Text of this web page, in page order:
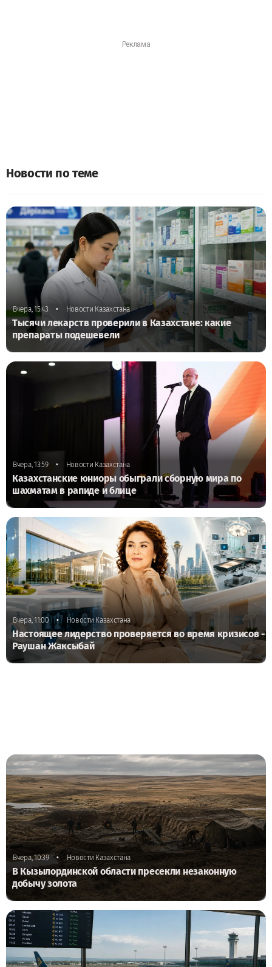
Новости по теме
Вчера, 15:43 • Новости Казахстана
Тысячи лекарств проверили в Казахстане: какие
препараты подешевели
Вчера, 13:59 • Новости Казахстана
Казахстанские юниоры обыграли сборную мира по
шахматам в рапиде и блице
Вчера, 11:00 • Новости Казахстана
Настоящее лидерство проверяется во время кризисов -
Раушан Жаксыбай
Вчера, 10:39 • Новости Казахстана
В Кызылординской области пресекли незаконную
добычу золота